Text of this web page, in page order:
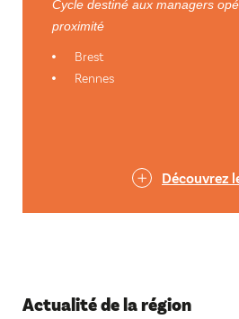
Cycle destiné aux managers
proximité
Brest
Rennes
Découvrez
Actualité de la région